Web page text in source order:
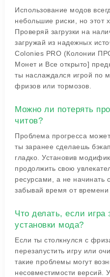
Использование модов
небольшие риски, но этот
Проверяй загрузки на
загружай из надежных
Colonies PRO (Колонии
Монет и Все открыто]
ты наслаждался игрой по
фризов или тормозов.
Можно ли потерять
читов?
Проблема прогресса
ты заранее сделаешь
гладко. Установив
продолжить свою
ресурсами, а не начинать
забывай время от времени
Что делать, если игра
установки мода?
Если ты столкнулся с
перезапустить игру или
такие проблемы могут
несовместимости версий.